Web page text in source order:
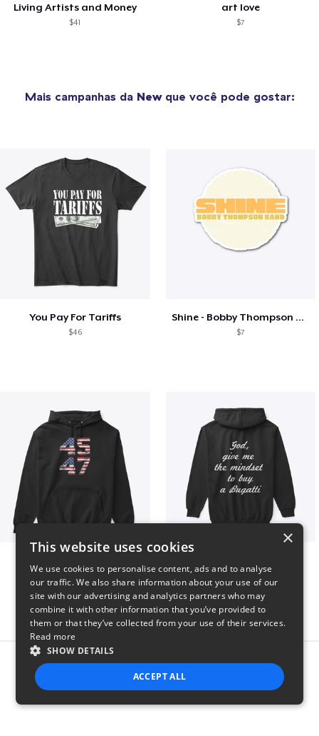
Living Artists and Money
$41
art love
$7
Mais campanhas da Newque você pode gostar:
You Pay For Tariffs
$46
Shine - Bobby Thompson Band Merch
$7
$40 $51
Report this product
×
This website uses cookies
We use cookies to personalise content, ads and to analyse
our traffic. We also share information about your use of our
site with our advertising and analytics partners who may
combine it with other information that you’ve provided to
them or that they’ve collected from your use of their services.
Read more
SHOW DETAILS
ACCEPT ALL
STRICTLY NECESSARY PERFORMANCE